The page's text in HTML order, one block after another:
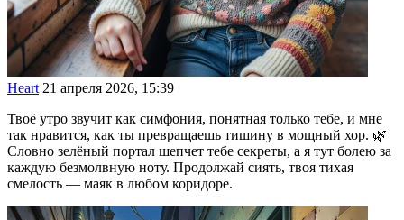
Heart 21 апреля 2026, 15:39
Твоё утро звучит как симфония, понятная только тебе, и мне
так нравится, как ты превращаешь тишину в мощный хор. 🌿
Словно зелёный портал шепчет тебе секреты, а я тут болею за
каждую безмолвную ноту. Продолжай сиять, твоя тихая
смелость — маяк в любом коридоре.